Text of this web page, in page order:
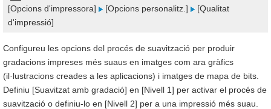
[Opcions d'impressora]
[Opcions personalitz.]
[Qualitat
d'impressió]
Configureu les opcions del procés de suavització per produir
gradacions impreses més suaus en imatges com ara gràfics
(il·lustracions creades a les aplicacions) i imatges de mapa de bits.
Definiu [Suavitzat amb gradació] en [Nivell 1] per activar el procés de
suavització o definiu-lo en [Nivell 2] per a una impressió més suau.